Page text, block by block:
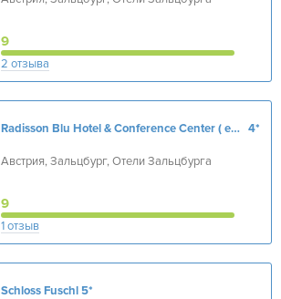
9
2 отзыва
Radisson Blu Hotel & Conference Center ( ех. Renaissance Salzburg Hotel Congress Center) 4*
Австрия, Зальцбург, Отели Зальцбурга
9
1 отзыв
Schloss Fuschl5*